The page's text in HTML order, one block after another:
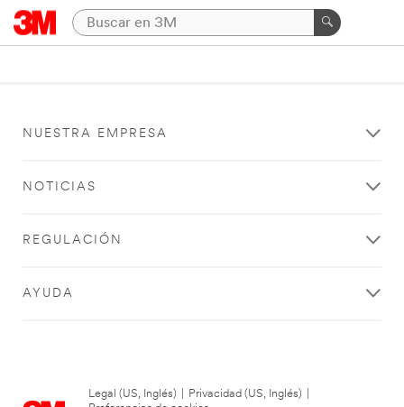
NUESTRA EMPRESA
NOTICIAS
REGULACIÓN
AYUDA
Legal (US, Inglés) Privacidad (US, Inglés)